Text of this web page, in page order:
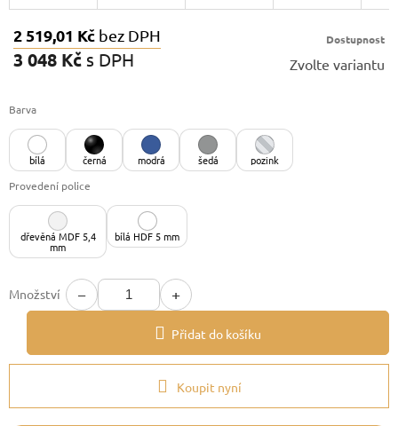
2 519,01 Kč bez DPH
3 048 Kč s DPH
Dostupnost
Zvolte variantu
Barva
bílá černá modrá šedá
pozink
Provedení police
dřevěná MDF 5,4
mm
bílá HDF 5 mm
Množství − +
Přidat do košíku
Koupit nyní